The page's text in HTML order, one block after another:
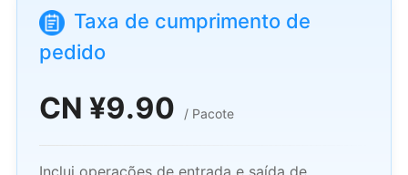
CN ¥10/SKU
Taxa de cumprimento de
pedido
CN ¥9.90 / Pacote
Inclui operações de entrada e saída de